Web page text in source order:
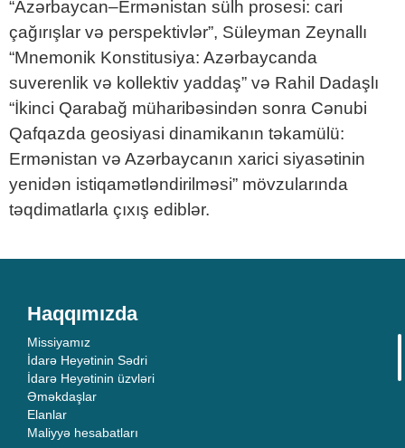
“Azərbaycan–Ermənistan sülh prosesi: cari
çağırışlar və perspektivlər”, Süleyman Zeynallı
“Mnemonik Konstitusiya: Azərbaycanda
suverenlik və kollektiv yaddaş” və Rahil Dadaşlı
“İkinci Qarabağ müharibəsindən sonra Cənubi
Qafqazda geosiyasi dinamikanın təkamülü:
Ermənistan və Azərbaycanın xarici siyasətinin
yenidən istiqamətləndirilməsi” mövzularında
təqdimatlarla çıxış ediblər.
Haqqımızda
Missiyamız
İdarə Heyətinin Sədri
İdarə Heyətinin üzvləri
Əməkdaşlar
Elanlar
Maliyyə hesabatları